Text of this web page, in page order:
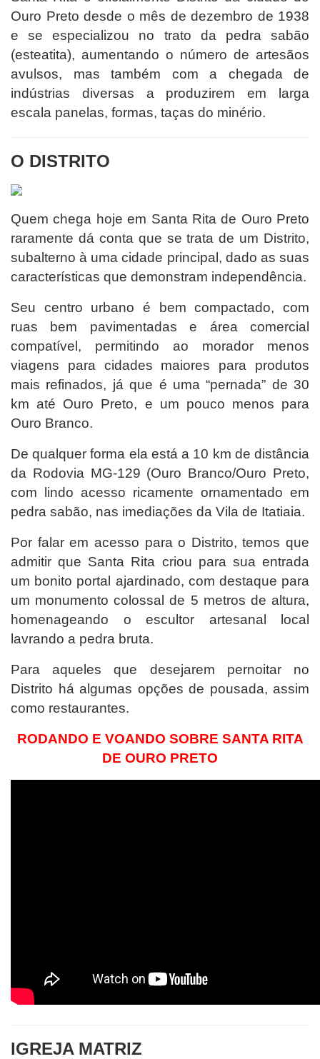
Ouro Preto desde o mês de dezembro de 1938
e se especializou no trato da pedra sabão
(esteatita), aumentando o número de artesãos
avulsos, mas também com a chegada de
indústrias diversas a produzirem em larga
escala panelas, formas, taças do minério.
O DISTRITO
Quem chega hoje em Santa Rita de Ouro Preto
raramente dá conta que se trata de um Distrito,
subalterno à uma cidade principal, dado as suas
características que demonstram independência.
Seu centro urbano é bem compactado, com
ruas bem pavimentadas e área comercial
compatível, permitindo ao morador menos
viagens para cidades maiores para produtos
mais refinados, já que é uma “pernada” de 30
km até Ouro Preto, e um pouco menos para
Ouro Branco.
De qualquer forma ela está a 10 km de distância
da Rodovia MG-129 (Ouro Branco/Ouro Preto,
com lindo acesso ricamente ornamentado em
pedra sabão, nas imediações da Vila de Itatiaia.
Por falar em acesso para o Distrito, temos que
admitir que Santa Rita criou para sua entrada
um bonito portal ajardinado, com destaque para
um monumento colossal de 5 metros de altura,
homenageando o escultor artesanal local
lavrando a pedra bruta.
Para aqueles que desejarem pernoitar no
Distrito há algumas opções de pousada, assim
como restaurantes.
RODANDO E VOANDO SOBRE SANTA RITA
DE OURO PRETO
IGREJA MATRIZ